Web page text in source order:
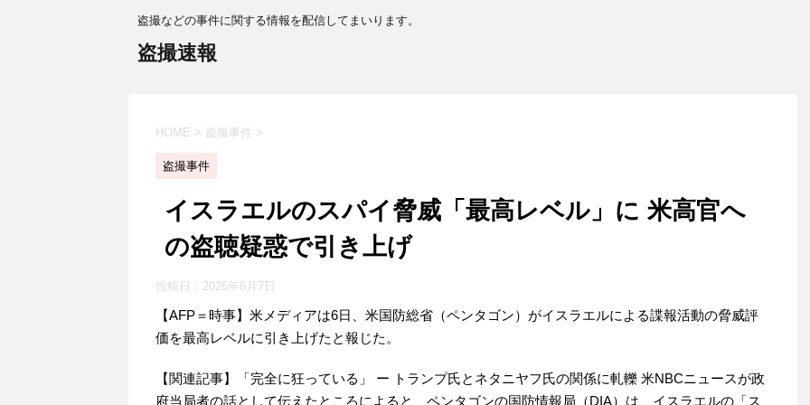
盗撮などの事件に関する情報を配信してまいります。
盗撮速報
HOME > 盗撮事件 >
盗撮事件
イスラエルのスパイ脅威「最高レベル」に 米高官へ
の盗聴疑惑で引き上げ
投稿日： 2026年6月7日
【AFP＝時事】米メディアは6日、米国防総省（ペンタゴン）がイスラエルによる諜報活動の脅威評
価を最高レベルに引き上げたと報じた。
【関連記事】「完全に狂っている」 ー トランプ氏とネタニヤフ氏の関係に軋轢 米NBCニュースが政
府当局者の話として伝えたところによると、ペンタゴンの国防情報局（DIA）は、イスラエルの「ス